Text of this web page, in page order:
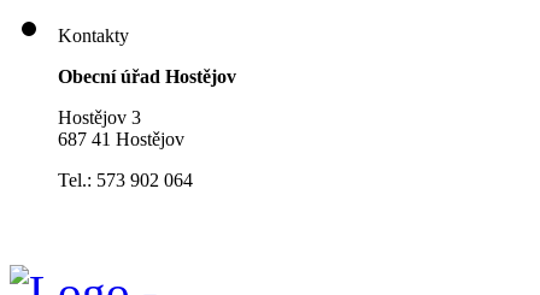
Kontakty
Obecní úřad Hostějov
Hostějov 3
687 41 Hostějov
Tel.: 573 902 064